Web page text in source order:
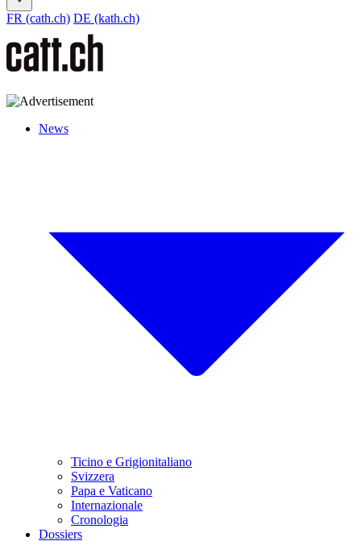
FR (cath.ch) DE (kath.ch)
News
Ticino e Grigionitaliano
Svizzera
Papa e Vaticano
Internazionale
Cronologia
Dossiers